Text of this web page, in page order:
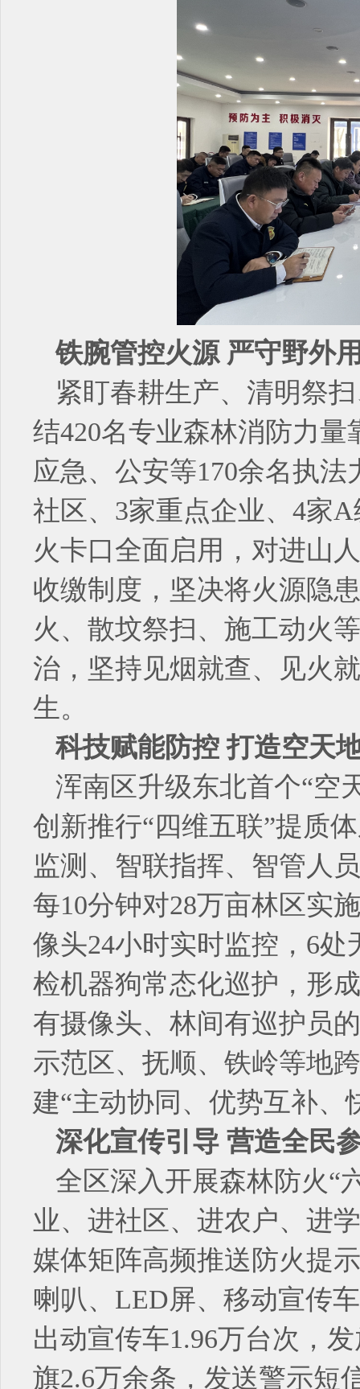
铁腕管控火源 严守野外
紧盯春耕生产、清明祭
结420名专业森林消防力
应急、公安等170余名执
社区、3家重点企业、4家
火卡口全面启用，对进山
收缴制度，坚决将火源隐
火、散坟祭扫、施工动火
治，坚持见烟就查、见火
生。
科技赋能防控 打造空天
浑南区升级东北首个“空
创新推行“四维五联”提质
监测、智联指挥、智管人
每10分钟对28万亩林区实
像头24小时实时监控，6
检机器狗常态化巡护，形
有摄像头、林间有巡护员
示范区、抚顺、铁岭等地
建“主动协同、优势互补、
深化宣传引导 营造全民
全区深入开展森林防火“
业、进社区、进农户、进
媒体矩阵高频推送防火提
喇叭、LED屏、移动宣传
出动宣传车1.96万台次，
旗2.6万余条，发送警示短